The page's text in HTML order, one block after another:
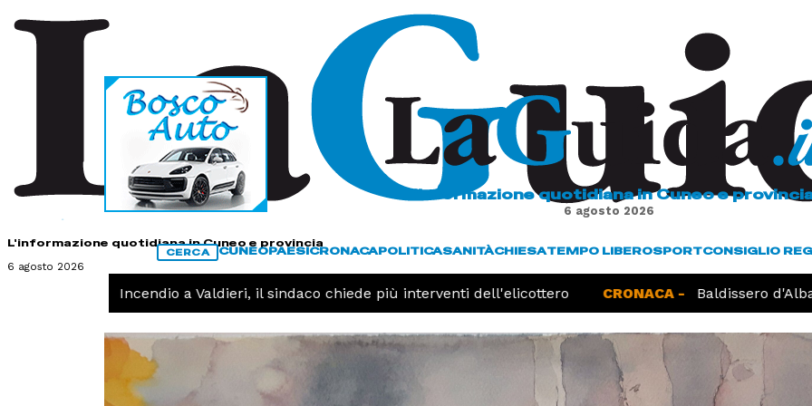
L'informazione quotidiana in Cuneo e provincia
6 agosto 2026
L'informazione quotidiana in Cuneo e
6 agosto 2026
CERCA CUNEOPAESICRONACAPOLITICASANITÀCHIESATEMPO LIBEROSPORTCONSIGLIO
Incendio a Valdieri, il sindaco chiede più interventi dell'elicottero CRONACA - Baldissero d'Alba,